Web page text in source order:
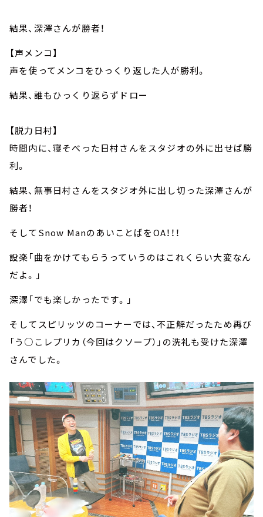
結果、深澤さんが勝者！
【声メンコ】
声を使ってメンコをひっくり返した人が勝利。
結果、誰もひっくり返らずドロー
【脱力日村】
時間内に、寝そべった日村さんをスタジオの外に出せば勝
利。
結果、無事日村さんをスタジオ外に出し切った深澤さんが
勝者！
そしてSnow ManのあいことばをOA！！！
設楽「曲をかけてもらうっていうのはこれくらい大変なん
だよ。」
深澤「でも楽しかったです。」
そしてスピリッツのコーナーでは、不正解だったため再び
「う○こレプリカ（今回はクソープ）」の洗礼も受けた深澤
さんでした。